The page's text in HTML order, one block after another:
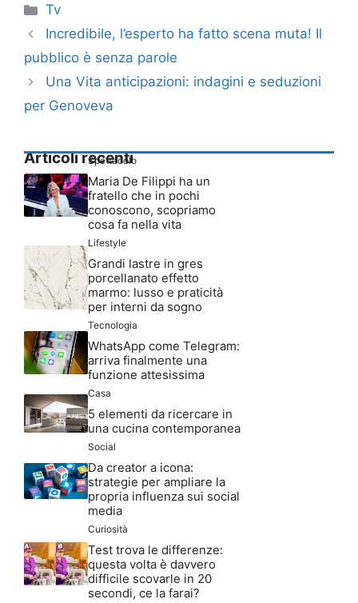
Categorie
Tv
Incredibile, l’esperto ha fatto scena muta! Il
pubblico è senza parole
Una Vita anticipazioni: indagini e seduzioni
per Genoveva
Articoli recenti
Spettacolo
Maria De Filippi ha un
fratello che in pochi
conoscono, scopriamo
cosa fa nella vita
Lifestyle
Grandi lastre in gres
porcellanato effetto
marmo: lusso e praticità
per interni da sogno
Tecnologia
WhatsApp come Telegram:
arriva finalmente una
funzione attesissima
Casa
5 elementi da ricercare in
una cucina contemporanea
Social
Da creator a icona:
strategie per ampliare la
propria influenza sui social
media
Curiosità
Test trova le differenze:
questa volta è davvero
difficile scovarle in 20
secondi, ce la farai?